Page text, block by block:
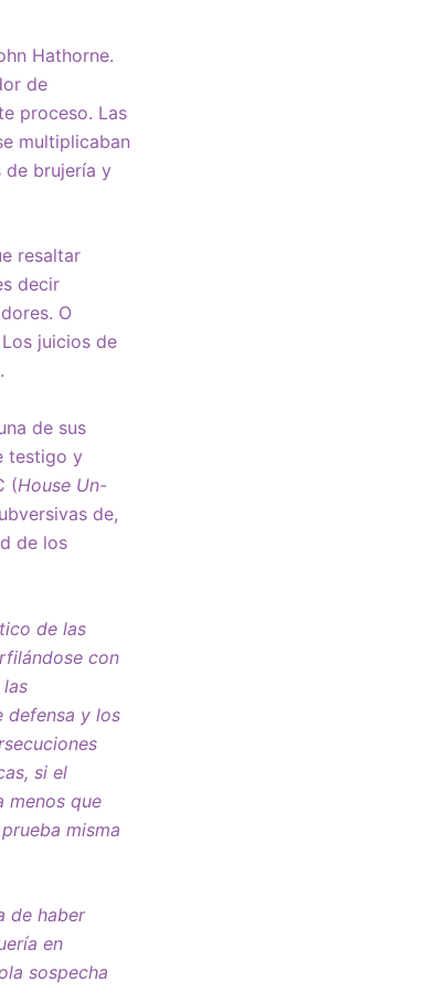
Hathorne.
de
proceso. Las
multiplicaban
de brujería y
resaltar
decir
O
juicios de
de sus
testigo y
(House Un-
de,
de los
de las
con
defensa y los
si el
menos que
misma
de haber
en
sospecha